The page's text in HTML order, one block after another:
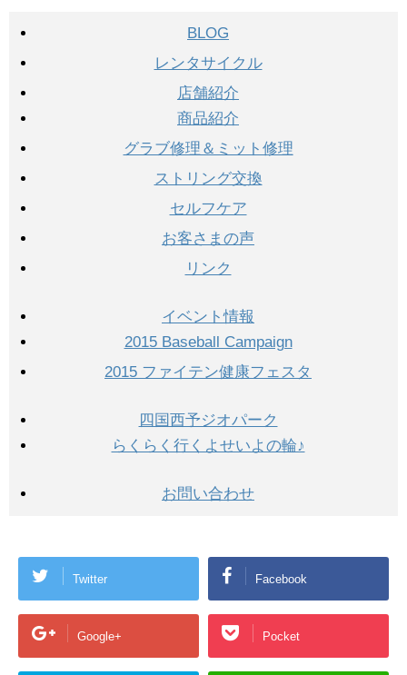
BLOG
レンタサイクル
店舗紹介
商品紹介
グラブ修理＆ミット修理
ストリング交換
セルフケア
お客さまの声
リンク
イベント情報
2015 Baseball Campaign
2015 ファイテン健康フェスタ
四国西予ジオパーク
らくらく行くよせいよの輪♪
お問い合わせ
Twitter Facebook
Google+ Pocket